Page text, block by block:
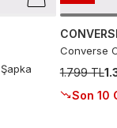
Converse
1.799 TL
Son 10